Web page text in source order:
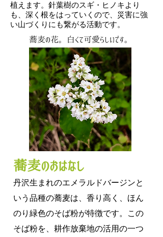
植えます。針葉樹のスギ・ヒノキより
も、深く根をはっていくので、災害に強
い山づくりにも繋がる活動です。
蕎麦の花。白くて可愛らしいです。
蕎麦のおはなし
丹沢生まれのエメラルドバージンと
いう品種の蕎麦は、 香り高く、ほん
のり緑色のそば粉が特徴です。この
そば粉を、耕作放棄地の活用の一つ